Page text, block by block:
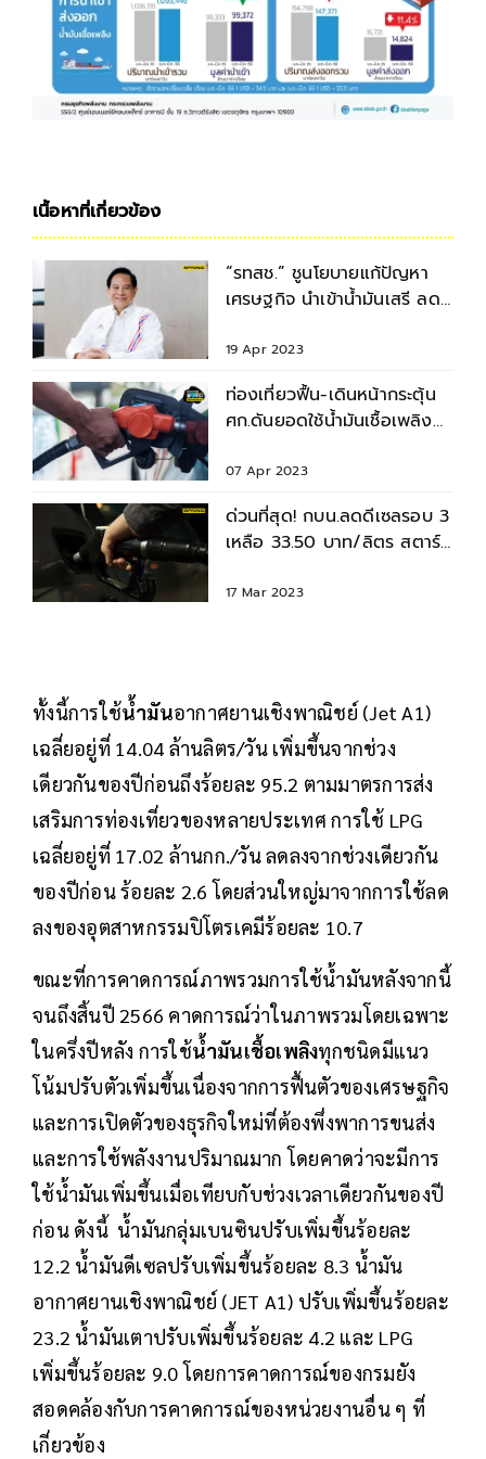
เนื้อหาที่เกี่ยวข้อง
“รทสช.” ชูนโยบายแก้ปัญหา
เศรษฐกิจ นำเข้าน้ำมันเสรี ลด
19 Apr 2023
ท่องเที่ยวฟื้น-เดินหน้ากระตุ้น
ศก.ดันยอดใช้น้ำมันเชื้อเพลิง
07 Apr 2023
ด่วนที่สุด! กบน.ลดดีเซลรอบ 3
เหลือ 33.50 บาท/ลิตร สตาร์ต
17 Mar 2023
ทั้งนี้การใช้น้ำมันอากาศยานเชิงพาณิชย์ (Jet A1)
เฉลี่ยอยู่ที่ 14.04 ล้านลิตร/วัน เพิ่มขึ้นจากช่วง
เดียวกันของปีก่อนถึงร้อยละ 95.2 ตามมาตรการส่ง
เสริมการท่องเที่ยวของหลายประเทศ การใช้ LPG
เฉลี่ยอยู่ที่ 17.02 ล้านกก./วัน ลดลงจากช่วงเดียวกัน
ของปีก่อน ร้อยละ 2.6 โดยส่วนใหญ่มาจากการใช้ลด
ลงของอุตสาหกรรมปิโตรเคมีร้อยละ 10.7
ขณะที่การคาดการณ์ภาพรวมการใช้น้ำมันหลังจากนี้
จนถึงสิ้นปี 2566 คาดการณ์ว่าในภาพรวมโดยเฉพาะ
ในครึ่งปีหลัง การใช้น้ำมันเชื้อเพลิงทุกชนิดมีแนว
โน้มปรับตัวเพิ่มขึ้นเนื่องจากการฟื้นตัวของเศรษฐกิจ
และการเปิดตัวของธุรกิจใหม่ที่ต้องพึ่งพาการขนส่ง
และการใช้พลังงานปริมาณมาก โดยคาดว่าจะมีการ
ใช้น้ำมันเพิ่มขึ้นเมื่อเทียบกับช่วงเวลาเดียวกันของปี
ก่อน ดังนี้ น้ำมันกลุ่มเบนซินปรับเพิ่มขึ้นร้อยละ
12.2 น้ำมันดีเซลปรับเพิ่มขึ้นร้อยละ 8.3 น้ำมัน
อากาศยานเชิงพาณิชย์ (JET A1) ปรับเพิ่มขึ้นร้อยละ
23.2 น้ำมันเตาปรับเพิ่มขึ้นร้อยละ 4.2 และ LPG
เพิ่มขึ้นร้อยละ 9.0 โดยการคาดการณ์ของกรมยัง
สอดคล้องกับการคาดการณ์ของหน่วยงานอื่น ๆ ที่
เกี่ยวข้อง